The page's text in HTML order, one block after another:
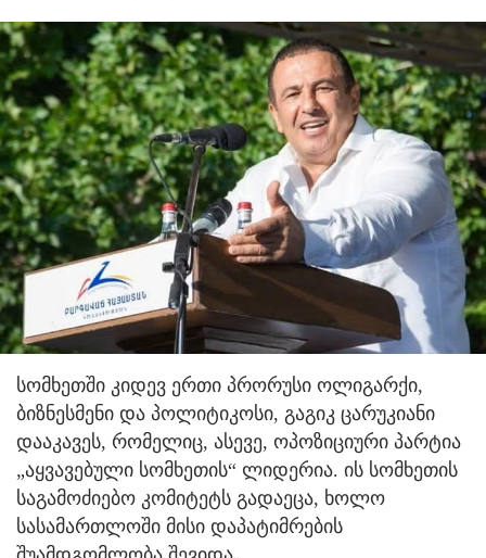
სომხეთში კიდევ ერთი პრორუსი ოლიგარქი,
ბიზნესმენი და პოლიტიკოსი, გაგიკ ცარუკიანი
დააკავეს, რომელიც, ასევე, ოპოზიციური პარტია
„აყვავებული სომხეთის“ ლიდერია. ის სომხეთის
საგამოძიებო კომიტეტს გადაეცა, ხოლო
სასამართლოში მისი დაპატიმრების